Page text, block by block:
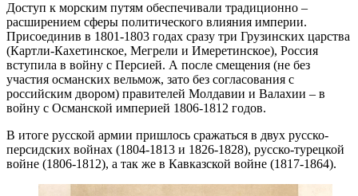
Доступ к морским путям обеспечивали традиционно –
расширением сферы политического влияния империи.
Присоединив в 1801-1803 годах сразу три Грузинских царства
(Картли-Кахетинское, Мегрели и Имеретинское), Россия
вступила в войну с Персией. А после смещения (не без
участия османских вельмож, зато без согласования с
российским двором) правителей Молдавии и Валахии – в
войну с Османской империей 1806-1812 годов.
В итоге русской армии пришлось сражаться в двух русско-
персидских войнах (1804-1813 и 1826-1828), русско-турецкой
войне (1806-1812), а так же в Кавказской войне (1817-1864).